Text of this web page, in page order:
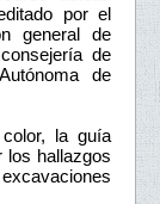
por el
general de
de
de
la guía
los hallazgos